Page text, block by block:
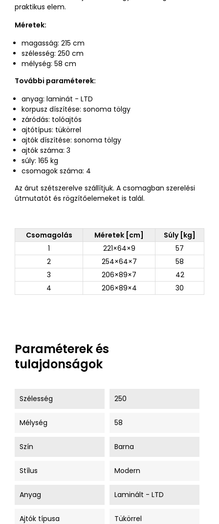
praktikus elem.
Méretek:
magasság: 215 cm
szélesség: 250 cm
mélység: 58 cm
További paraméterek:
anyag: laminát - LTD
korpusz díszítése: sonoma tölgy
záródás: tolóajtós
ajtótípus: tükörrel
ajtók díszítése: sonoma tölgy
ajtók száma: 3
súly: 165 kg
csomagok száma: 4
Az árut szétszerelve szállítjuk. A csomagban szerelési
útmutatót és rögzítőelemeket is talál.
Csomagolás Méretek [cm]
Súly [kg]
1
221×64×9
57
2
254×64×7
58
3
206×89×7
42
4
206×89×4 30
Paraméterek és
tulajdonságok
Szélesség 250
Mélység 58
Szín Barna
Stílus Modern
Anyag Laminált - LTD
Ajtók típusa Tükörrel